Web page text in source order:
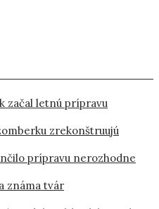
začal letnú prípravu
zrekonštruujú
prípravu nerozhodne
známa tvár